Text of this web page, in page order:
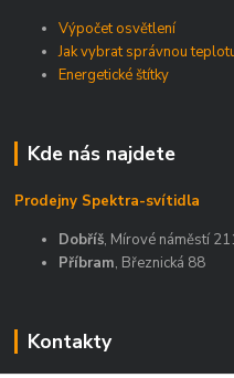
Výpočet osvětlení
Jak vybrat správnou
Energetické štítky
Kde nás najdete
Prodejny Spektra-svítidla
Dobříš, Mírové náměstí
Příbram, Březnická 88
Kontakty